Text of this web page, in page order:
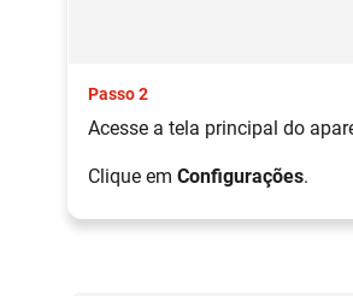
Passo 2
Acesse a tela principal do
Clique em Configurações.